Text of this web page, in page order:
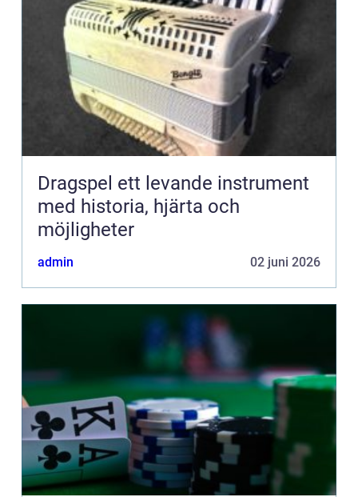
Dragspel ett levande instrument
med historia, hjärta och
möjligheter
admin 02 juni 2026